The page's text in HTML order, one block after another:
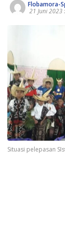
Flobamora-
21 Juni 2023
Situasi pelepasan